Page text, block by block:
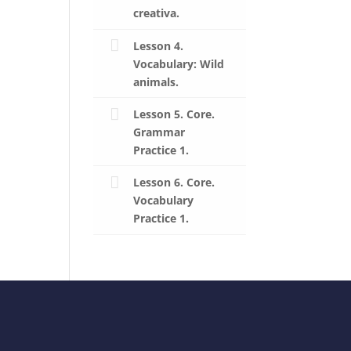
creativa.
Lesson 4.
Vocabulary: Wild
animals.
Lesson 5. Core.
Grammar
Practice 1.
Lesson 6. Core.
Vocabulary
Practice 1.